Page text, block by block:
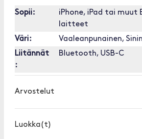
Sopii:
iPhone, iPad tai muut
laitteet
Väri:
Vaaleanpunainen,
Liitännät
:
Bluetooth, USB-C
Arvostelut
Luokka(t)